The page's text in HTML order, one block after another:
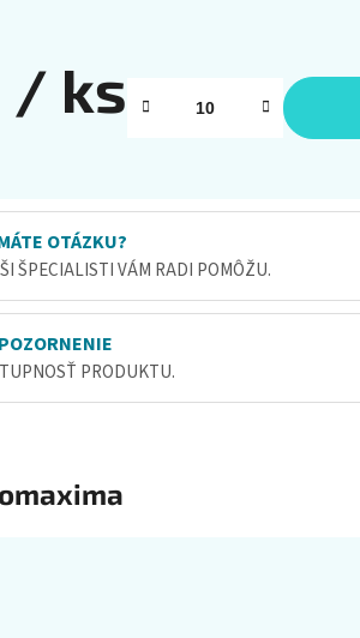
/ ks
OTÁZKU?
ŠPECIALISTI VÁM RADI POMÔŽU.
PRODUKTU.